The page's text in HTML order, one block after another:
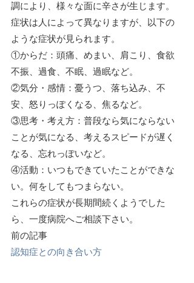
調により、様々な面に辛さが生じます。
症状は人によって異なりますが、以下の
ような症状が見られます。
①からだ：頭痛、めまい、肩こり、食欲
不振、過食、不眠、過眠など。
②気分・感情：憂うつ、落ち込み、不
安、怒りっぽくなる、焦るなど。
③思考・考え方：普段なら気にならない
ことが気になる、考えるスピードが遅く
なる、忘れっぽいなど。
④活動：いつもできていたことができな
い。何をしてもつまらない。
これらの症状が長期間続くようでした
ら、一度病院へご相談下さい。
前の記事
認知症との向き合い方